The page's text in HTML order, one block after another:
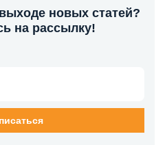
новых статей?
на рассылку!